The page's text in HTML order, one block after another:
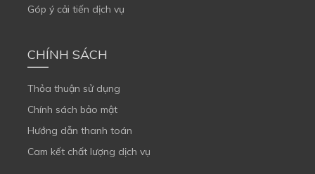
Góp ý cải tiến dịch vụ
CHÍNH SÁCH
Thỏa thuận sử dụng
Chính sách bảo mật
Hướng dẫn thanh toán
Cam kết chất lượng dịch vụ